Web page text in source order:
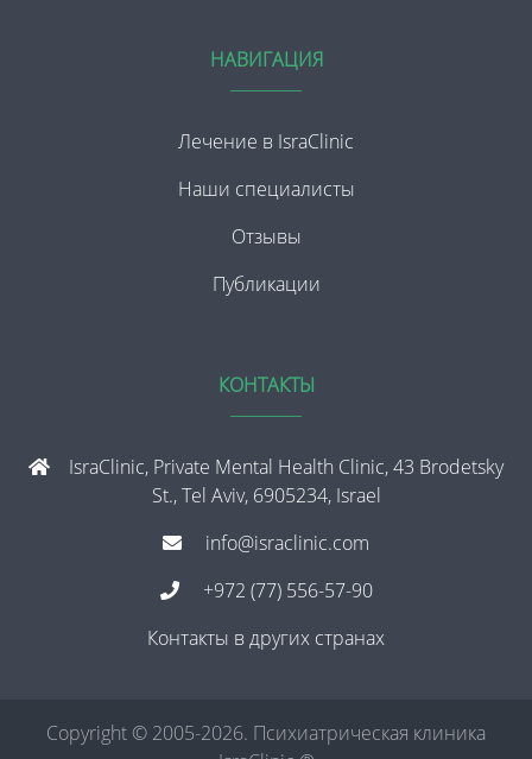
НАВИГАЦИЯ
Лечение в IsraClinic
Наши специалисты
Отзывы
Публикации
КОНТАКТЫ
IsraClinic, Private Mental Health Clinic, 43 Brodetsky
St., Tel Aviv, 6905234, Israel
info@israclinic.com
+972 (77) 556-57-90
Контакты в других странах
Copyright © 2005-2026. Психиатрическая клиника